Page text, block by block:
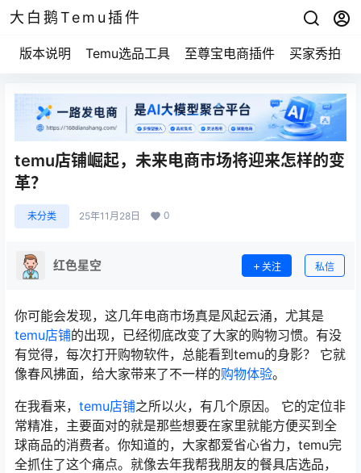
大白鹅Temu插件
版本说明 Temu选品工具 至尊宝电商插件 买家秀拍摄
temu店铺崛起，未来电商市场将迎来怎样的变
革？
未分类 25年11月28日 0
红色星空 关注 私信
你可能会发现，这几年电商市场真是风起云涌，尤其是
temu店铺的出现，已经彻底改变了大家的购物习惯。有没
有觉得，每次打开购物软件，总能看到temu的身影？ 它就
像春风拂面，给大家带来了不一样的购物体验。
在我看来， temu店铺之所以火，有几个原因。 它的定位非
常精准，主要面对的就是那些想要在家里就能方便买到全
球商品的消费者。你知道的，大家都爱省心省力，temu完
全抓住了这个痛点。就像去年我帮我朋友的餐具店选品，